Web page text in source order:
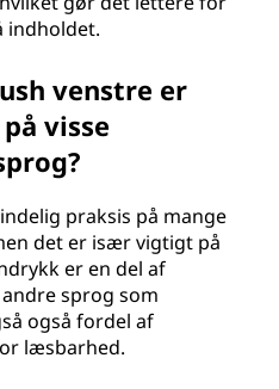
indholdet.
venstre er
visse
praksis på mange
det er især vigtigt på
er en del af
sprog som
også fordel af
læsbarhed.